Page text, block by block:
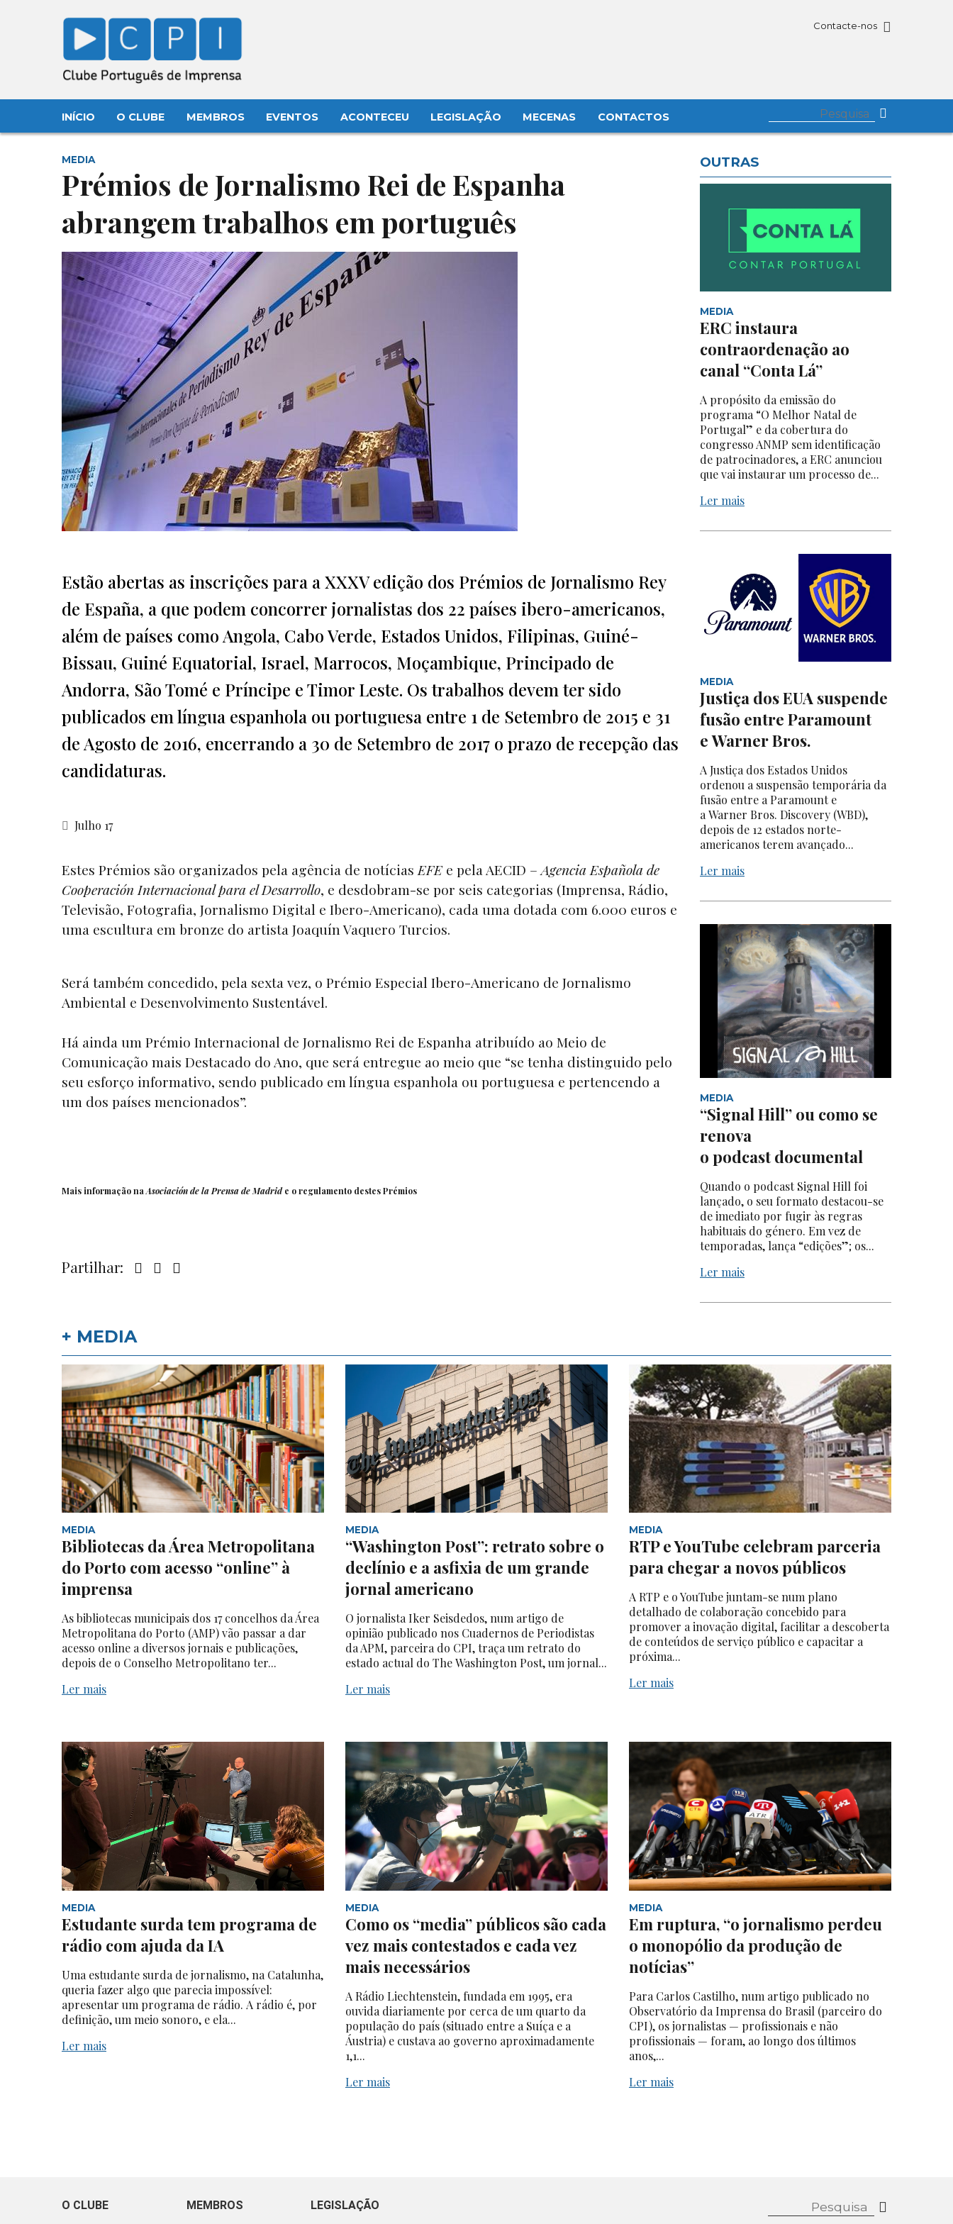
Contacte-nos
INÍCIO O CLUBE MEMBROS EVENTOS ACONTECEU LEGISLAÇÃO MECENAS CONTACTOS
MEDIA
Prémios de Jornalismo Rei de Espanha
abrangem trabalhos em português
Estão abertas as inscrições para a XXXV edição dos Prémios de Jornalismo Rey
de España, a que podem concorrer jornalistas dos 22 países ibero-americanos,
além de países como Angola, Cabo Verde, Estados Unidos, Filipinas, Guiné-
Bissau, Guiné Equatorial, Israel, Marrocos, Moçambique, Principado de
Andorra, São Tomé e Príncipe e Timor Leste. Os trabalhos devem ter sido
publicados em língua espanhola ou portuguesa entre 1 de Setembro de 2015 e 31
de Agosto de 2016, encerrando a 30 de Setembro de 2017 o prazo de recepção das
candidaturas.
Julho 17
Estes Prémios são organizados pela agência de notícias EFEe pela AECID –Agencia Española de
Cooperación Internacional para el Desarrollo, e desdobram-se por seis categorias (Imprensa, Rádio,
Televisão, Fotografia, Jornalismo Digital e Ibero-Americano), cada uma dotada com 6.000 euros e
uma escultura em bronze do artista Joaquín Vaquero Turcios.
Será também concedido, pela sexta vez, o Prémio Especial Ibero-Americano de Jornalismo
Ambiental e Desenvolvimento Sustentável.
Há ainda um Prémio Internacional de Jornalismo Rei de Espanha atribuído ao Meio de
Comunicação mais Destacado do Ano, que será entregue ao meio que “se tenha distinguido pelo
seu esforço informativo, sendo publicado em língua espanhola ou portuguesa e pertencendo a
um dos países mencionados”.
Mais informação na Asociación de la Prensa de Madride o regulamento destesPrémios
Partilhar:
OUTRAS
MEDIA
ERC instaura
contraordenação ao
canal “Conta Lá”
A propósito da emissão do
programa “O Melhor Natal de
Portugal” e da cobertura do
congresso ANMP sem identificação
de patrocinadores, a ERC anunciou
que vai instaurar um processo de...
Ler mais
MEDIA
Justiça dos EUA suspende
fusão entre Paramount
e Warner Bros.
A Justiça dos Estados Unidos
ordenou a suspensão temporária da
fusão entre a Paramount e
a Warner Bros. Discovery (WBD),
depois de 12 estados norte-
americanos terem avançado...
Ler mais
MEDIA
“Signal Hill” ou como se
renova
o podcast documental
Quando o podcast Signal Hill foi
lançado, o seu formato destacou-se
de imediato por fugir às regras
habituais do género. Em vez de
temporadas, lança “edições”; os...
Ler mais
+ MEDIA
MEDIA
Bibliotecas da Área Metropolitana
do Porto com acesso “online” à
imprensa
As bibliotecas municipais dos 17 concelhos da Área
Metropolitana do Porto (AMP) vão passar a dar
acesso online a diversos jornais e publicações,
depois de o Conselho Metropolitano ter...
Ler mais
MEDIA
“Washington Post”: retrato sobre o
declínio e a asfixia de um grande
jornal americano
O jornalista Iker Seisdedos, num artigo de
opinião publicado nos Cuadernos de Periodistas
da APM, parceira do CPI, traça um retrato do
estado actual do The Washington Post, um jornal...
Ler mais
MEDIA
RTP e YouTube celebram parceria
para chegar a novos públicos
A RTP e o YouTube juntam-se num plano
detalhado de colaboração concebido para
promover a inovação digital, facilitar a descoberta
de conteúdos de serviço público e capacitar a
próxima...
Ler mais
MEDIA
Estudante surda tem programa de
rádio com ajuda da IA
Uma estudante surda de jornalismo, na Catalunha,
queria fazer algo que parecia impossível:
apresentar um programa de rádio. A rádio é, por
definição, um meio sonoro, e ela...
Ler mais
MEDIA
Como os “media” públicos são cada
vez mais contestados e cada vez
mais necessários
A Rádio Liechtenstein, fundada em 1995, era
ouvida diariamente por cerca de um quarto da
população do país (situado entre a Suíça e a
Áustria) e custava ao governo aproximadamente
1,1...
Ler mais
MEDIA
Em ruptura, “o jornalismo perdeu
o monopólio da produção de
notícias”
Para Carlos Castilho, num artigo publicado no
Observatório da Imprensa do Brasil (parceiro do
CPI), os jornalistas — profissionais e não
profissionais — foram, ao longo dos últimos
anos,...
Ler mais
O CLUBE MEMBROS LEGISLAÇÃO